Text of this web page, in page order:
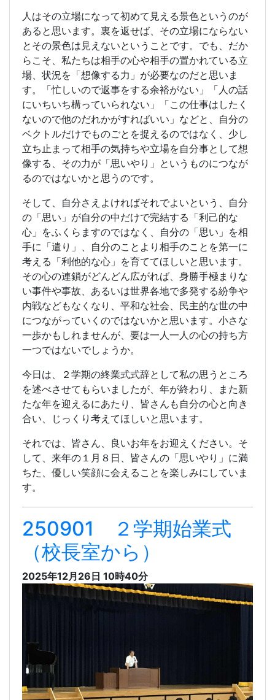
人はその立場になって初めて見える景色というのが
あると思います。裏を返せば、その立場にならない
とその景色は見えないということです。でも、だか
らこそ、私たちは相手の心や相手の置かれている立
場、状況を「想像する力」が必要なのだと思いま
す。「忙しいので返事をする余裕がない」「人の話
にいちいち構っていられない」「この仕事はしたく
ないので他のだれかがすればいい」などと、自分の
ベクトルだけでものごとを捉えるのではなく、少し
立ち止まって相手の気持ちや立場を自分事として想
像する、その力が「思いやり」というものにつなが
るのではないかと思うのです。
そして、自分さえよければそれでよいという、自分
の「思い」が自分の中だけで完結する「利己的な
心」をふくらますのではなく、自分の「思い」を相
手に「遣り」、自分のことより相手のことを第一に
考える「利他的な心」を育ててほしいと思います。
その心の連鎖がどんどん広がれば、身勝手極まりな
い事件や事故、あるいは世界各地で多発する紛争や
内戦などもなくなり、平和な社会、民主的な世の中
につながっていくのではないかと思います。小さな
一歩かもしれませんが、要は一人一人の心の持ち方
一つではないでしょうか。
今日は、２学期の終業式式辞として私の思うところ
を述べさせてもらいましたが、年が終わり、また新
たな年を迎えるにあたり、皆さんも自分の心と向き
合い、じっくり考えてほしいと思います。
それでは、皆さん、良いお年をお迎えください。そ
して、来年の１月８日、皆さんの「思いやり」に満
ちた、優しい笑顔に会えることを楽しみにしていま
す。
250901 ２学期始業式
（校長室から）
2025年12月26日 10時40分